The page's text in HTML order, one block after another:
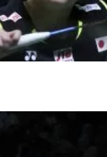
final,